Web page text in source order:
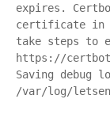
expires.
certificate in
take steps to
https://
Saving debug
/var/log/